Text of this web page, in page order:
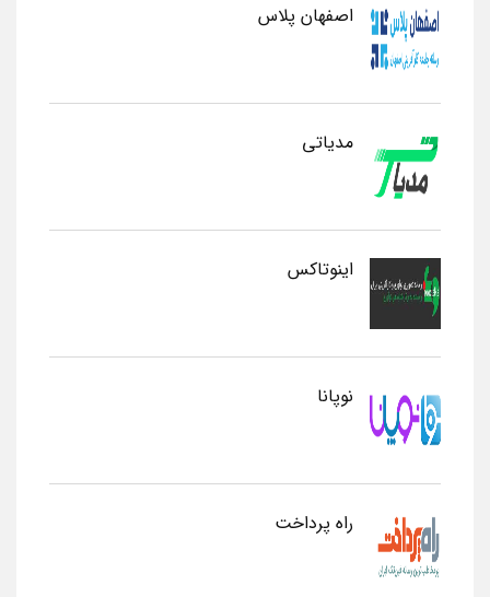
اصفهان پلاس
مدیاتی
اینوتاکس
نوپانا
راه پرداخت